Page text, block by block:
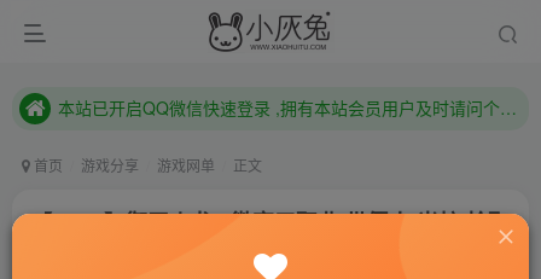
本站已开启QQ微信快速登录 ,拥有本站会员用户及时请问个人中心绑定！
本站已开启QQ微信快速登录 ,拥有本站会员用户及时请问个人中心绑定！
首页 游戏分享 游戏网单 正文
【GOM】御天火龙2 微变三职业 带假人 光柱 拾取